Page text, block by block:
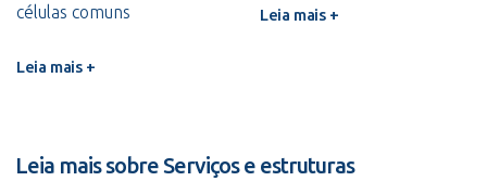
células comuns
Leia mais +
Leia mais +
Leia mais sobre Serviços e estruturas